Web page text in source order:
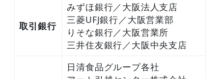
取引銀行
みずほ銀行／大阪法人支店
三菱UFJ銀行／大阪営業部
りそな銀行／大阪営業所
三井住友銀行／大阪中央支店
日清食品グループ各社